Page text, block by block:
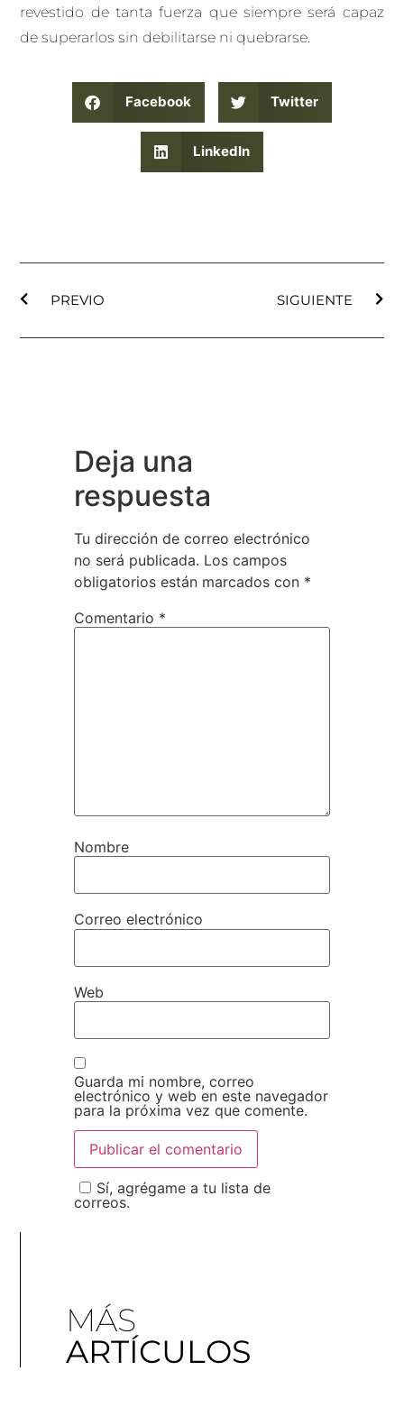
revestido de tanta fuerza que siempre será capaz
de superarlos sin debilitarse ni quebrarse.
Facebook Twitter
LinkedIn
PREVIO SIGUIENTE
Deja una
respuesta
Tu dirección de correo electrónico
no será publicada. Los campos
obligatorios están marcados con *
Comentario *
Nombre
Correo electrónico
Web
Guarda mi nombre, correo
electrónico y web en este navegador
para la próxima vez que comente.
Sí, agrégame a tu lista de
correos.
MÁS
ARTÍCULOS